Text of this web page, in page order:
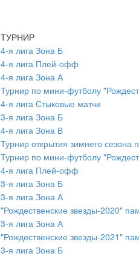
ТУРНИР
4-я лига Зона Б
4-я лига Плей-офф
4-я лига Зона А
Турнир по мини-футболу
4-я лига Стыковые матчи
3-я лига Зона Б
4-я лига Зона В
Турнир открытия зимнего
Турнир по мини-футболу
4-я лига Плей-офф
3-я лига Зона Б
3-я лига Зона А
"Рождественские звезды-2020"
3-я лига Зона А
"Рождественские звезды-2021"
3-я лига Зона Б